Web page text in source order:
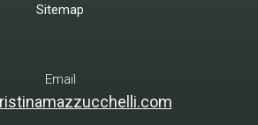
Sitemap
Email